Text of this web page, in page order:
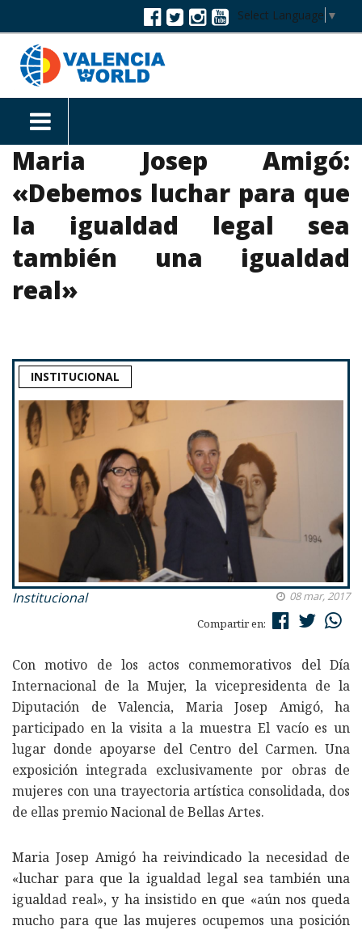
Select Language ▼
Maria Josep Amigó:
«Debemos luchar para que
la igualdad legal sea
también una igualdad
real»
INSTITUCIONAL
Institucional
08 mar, 2017
Compartir en:
Con motivo de los actos conmemorativos del Día
Internacional de la Mujer, la vicepresidenta de la
Diputación de Valencia, Maria Josep Amigó, ha
participado en la visita a la muestra El vacío es un
lugar donde apoyarse del Centro del Carmen. Una
exposición integrada exclusivamente por obras de
mujeres con una trayectoria artística consolidada, dos
de ellas premio Nacional de Bellas Artes.
Maria Josep Amigó ha reivindicado la necesidad de
«luchar para que la igualdad legal sea también una
igualdad real», y ha insistido en que «aún nos queda
mucho para que las mujeres ocupemos una posición